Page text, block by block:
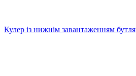
Кулер із нижнім завантаженням бутля